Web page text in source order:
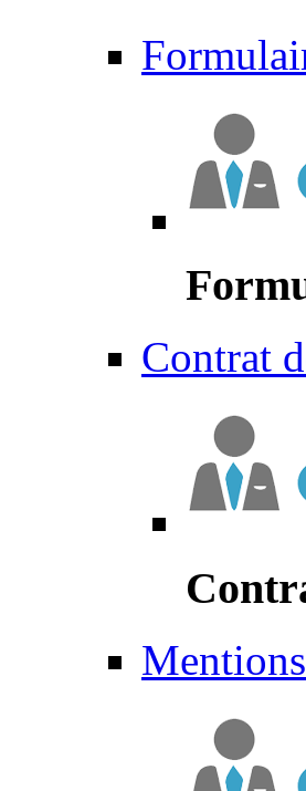
Contrat